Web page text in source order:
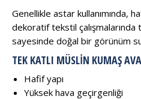
Genellikle astar kullanımında,
dekoratif tekstil
sayesinde doğal bir görünüm
TEK KATLI MÜSLIN KUMAŞ
Hafif yapı
Yüksek hava geçirgenliği